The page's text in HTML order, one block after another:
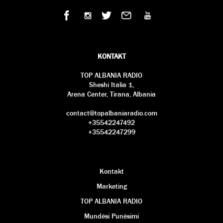
KONTAKT
TOP ALBANIA RADIO
Sheshi Italia 1,
Arena Center, Tirana, Albania
contact@topalbaniaradio.com
+35542247492
+35542247299
Kontakt
Marketing
TOP ALBANIA RADIO
Mundësi Punësimi